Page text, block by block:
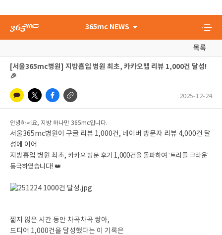
365mc NEWS
목록
[서울365mc병원] 지방흡입 병원 최초, 카카오맵 리뷰 1,000건 달성!
🎉
2025-12-24
안녕하세요, 지방 하나만 365mc입니다.
서울365mc병원이 구글 리뷰 1,000건, 네이버 방문자 리뷰 4,000건 달
성에 이어
지방흡입 병원 최초, 카카오 방문 후기 1,000건을 돌파하여 ‘트리플 크라운’
등극하였습니다! 👑
짧지 않은 시간 동안 차곡차곡 쌓아,
드디어 1,000건을 달성했다는 이 기록은